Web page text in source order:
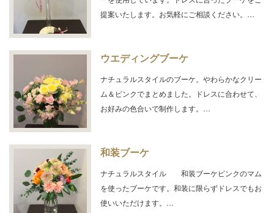
提案いたします。お気軽にご相談ください。…
ウエディングブーケ
ナチュラルスタイルのブーケ。やわらかなクリー
ム＆ピンクでまとめました。ドレスに合わせて、
お好みの色合いで制作します。…
和装ブーケ
ナチュラルスタイル 和装ブーケピンクのマム
を使ったブーケです。和装に限らずドレスでもお
使いいただけます。…